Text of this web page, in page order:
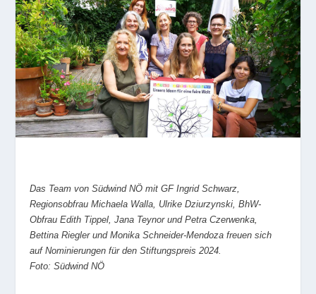
Das Team von Südwind NÖ mit GF Ingrid Schwarz,
Regionsobfrau Michaela Walla, Ulrike Dziurzynski, BhW-
Obfrau Edith Tippel, Jana Teynor und Petra Czerwenka,
Bettina Riegler und Monika Schneider-Mendoza freuen sich
auf Nominierungen für den Stiftungspreis 2024.
Foto: Südwind NÖ